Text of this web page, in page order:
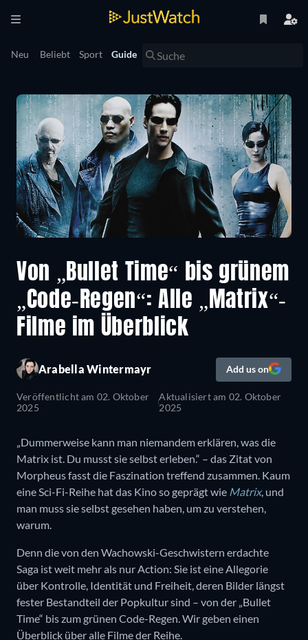
Neu Beliebt Sport Guide
Von „Bullet Time“ bis grünem
„Code-Regen“: Alle „Matrix“-
Filme im Überblick
Arabella Wintermayr Add us on
Veröffentlicht am 02. Oktober
2025
Aktualisiert am 02. Oktober
2025
„Dummerweise kann man niemandem erklären, was die
Matrix ist. Du musst sie selbst erleben.“ – das Zitat von
Morpheus fasst die Faszination treffend zusammen. Kaum
eine Sci-Fi-Reihe hat das Kino so geprägt wie Matrix, und
man muss sie selbst gesehen haben, um zu verstehen,
warum.
Denn die von den Wachowski-Geschwistern erdachte
Saga ist weit mehr als nur Action: Sie ist eine Allegorie
über Kontrolle, Identität und Freiheit, deren Bilder längst
fester Bestandteil der Popkultur sind – von der „Bullet
Time“ bis zum grünen Code-Regen. Wir geben einen
Überblick über alle Filme der Reihe.